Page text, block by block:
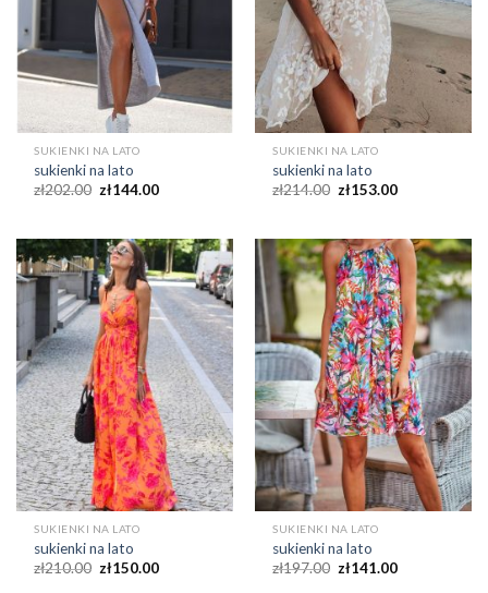
SUKIENKI NA LATO
sukienki na lato
zł202.00 zł144.00
SUKIENKI NA LATO
sukienki na lato
zł214.00 zł153.00
SUKIENKI NA LATO
sukienki na lato
zł210.00 zł150.00
SUKIENKI NA LATO
sukienki na lato
zł197.00 zł141.00